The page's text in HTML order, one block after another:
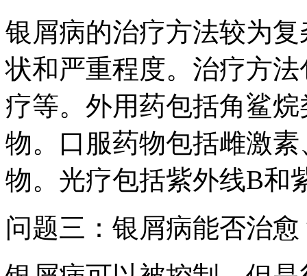
银屑病的治疗方法较为
状和严重程度。治疗方
疗等。外用药包括角鲨
物。口服药物包括雌激
物。光疗包括紫外线B和
问题三：银屑病能否治愈